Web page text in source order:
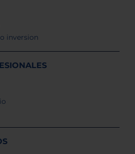
inversion